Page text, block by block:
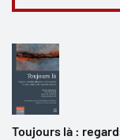
Toujours là :